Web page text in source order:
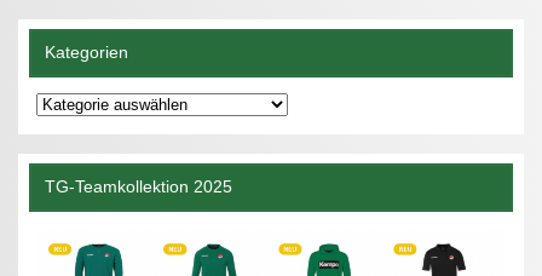
Kategorien
Kategorien
TG-Teamkollektion 2025